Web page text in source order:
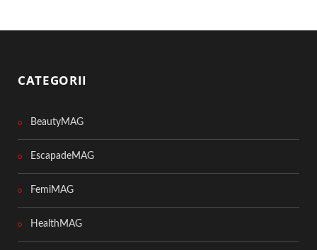
CATEGORII
BeautyMAG
EscapadeMAG
FemiMAG
HealthMAG